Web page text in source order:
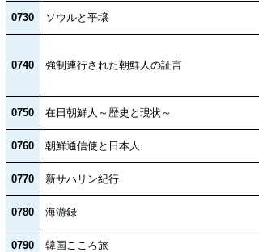
0730 ソウルと平壌
0740 強制連行された朝鮮人の証言
0750 在日朝鮮人～歴史と現状～
0760 朝鮮通信使と日本人
0770 新サハリン紀行
0780 海游録
0790 韓国こころ旅